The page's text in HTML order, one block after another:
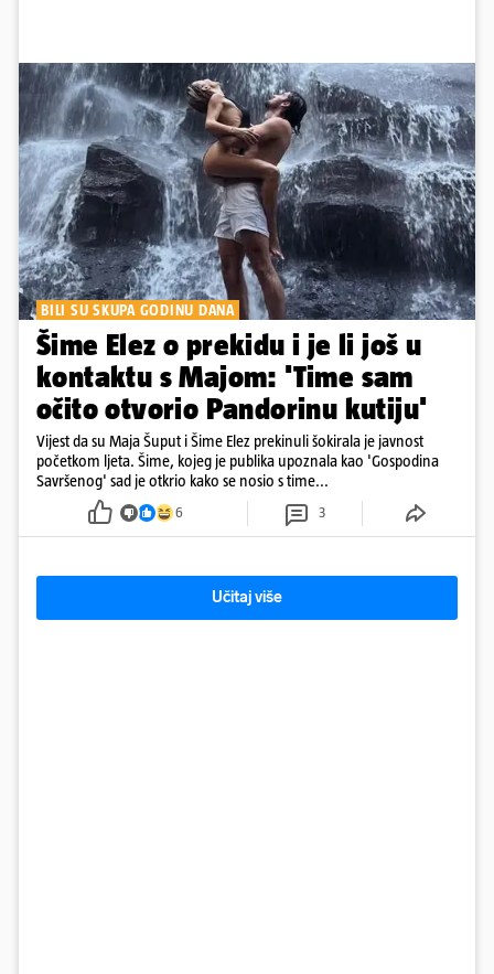
BILI SU SKUPA GODINU DANA
Šime Elez o prekidu i je li još u
kontaktu s Majom: 'Time sam
očito otvorio Pandorinu kutiju'
Vijest da su Maja Šuput i Šime Elez prekinuli šokirala je javnost
početkom ljeta. Šime, kojeg je publika upoznala kao 'Gospodina
Savršenog' sad je otkrio kako se nosio s time...
6 3
Učitaj više